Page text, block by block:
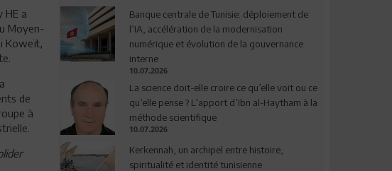
HE a
Moyen-
Koweït,
de
à
Banque centrale de Tunisie: déploiement de
l’IA, accélération de la modernisation
numérique et évolution de la gouvernance
interne
10.07.2026
La science doit-elle croire ce qu’elle voit ou ce
qu’elle pense ? L’apport d’Ibn al-Haytham à la
méthode scientifique
10.07.2026
Kerkennah, un archipel entre histoire,
spiritualité et identité tunisienne